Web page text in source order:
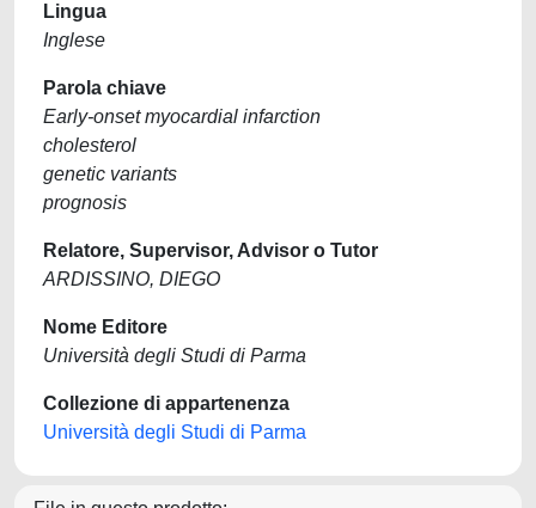
Lingua
Inglese
Parola chiave
Early-onset myocardial infarction
cholesterol
genetic variants
prognosis
Relatore, Supervisor, Advisor o Tutor
ARDISSINO, DIEGO
Nome Editore
Università degli Studi di Parma
Collezione di appartenenza
Università degli Studi di Parma